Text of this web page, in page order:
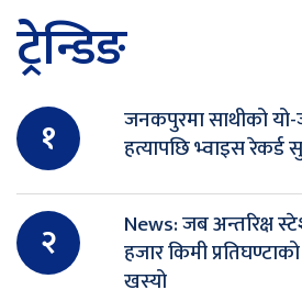
ट्रेन्डिङ
१
जनकपुरमा साथीको
हत्यापछि भ्वाइस रेकर्ड
२
News: जब अन्तरिक्ष
हजार किमी
खस्यो